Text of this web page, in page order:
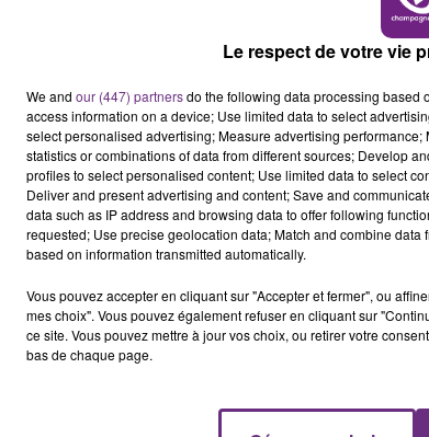
bons.
villes où il fait bon vivre et 51ème pour le
76ème et 77ème position.
CHOOZ
LE MAGASIN
SES PORTES
Le respect de votre vie
We and our (447) partnersdo the following data processing based
access information on a device; Use limited data to select
select personalised advertising; Measure advertising
statistics or combinations of data from different sources; Develop
profiles to select personalised content; Use limited data to select
Deliver and present advertising and content; Save and
data such as IP address and browsing data to offer following
requested; Use precise geolocation data; Match and combine
based on information transmitted automatically.
Vous pouvez accepter en cliquant sur "Accepter et fermer", ou
mes choix". Vous pouvez également refuser en cliquant sur
ce site. Vous pouvez mettre à jour vos choix, ou retirer votre
bas de chaque page.